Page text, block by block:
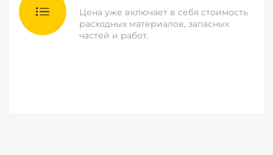
Цена уже включает в себя стоимость
расходных материалов, запасных
частей и работ.